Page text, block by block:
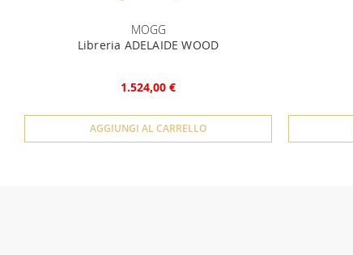
MOGG
Libreria ADELAIDE WOOD
1.524,00 €
AGGIUNGI AL CARRELLO